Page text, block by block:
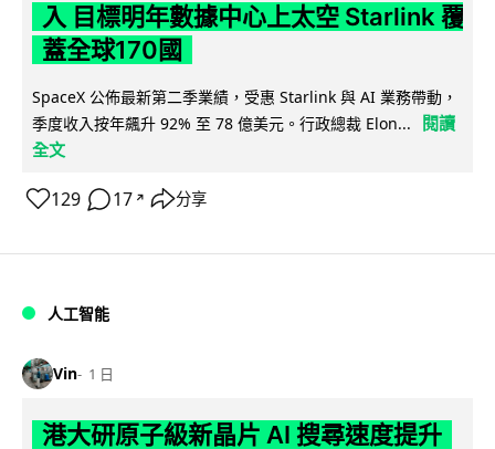
入 目標明年數據中心上太空 Starlink 覆
蓋全球170國
SpaceX 公佈最新第二季業績，受惠 Starlink 與 AI 業務帶動，
季度收入按年飆升 92% 至 78 億美元。行政總裁 Elon...
閱讀
全文
129 17 ↗ 分享
人工智能
Vin 1 日
港大研原子級新晶片 AI 搜尋速度提升